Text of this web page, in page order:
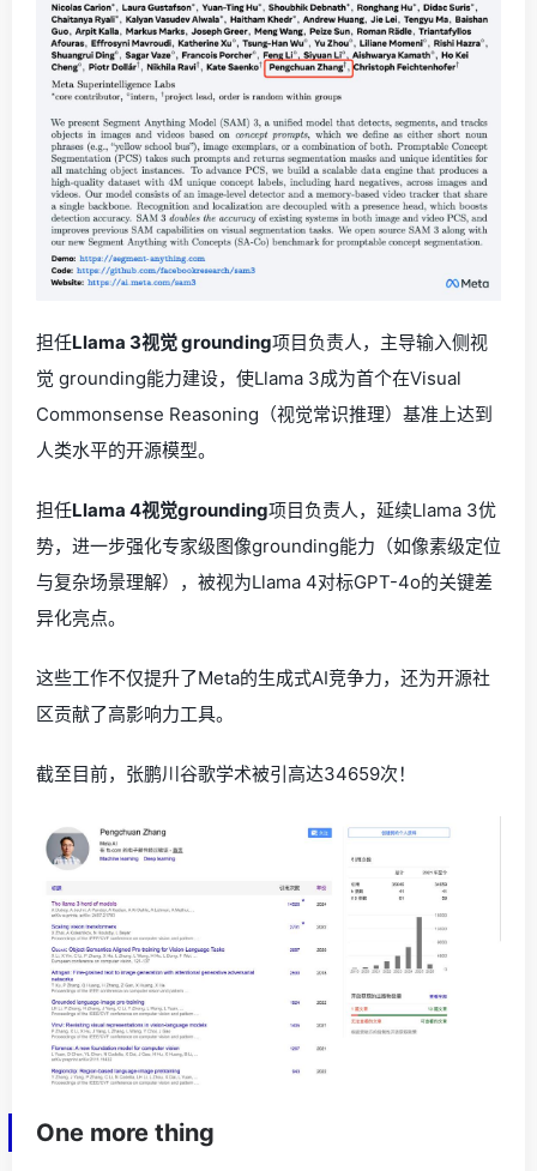
担任Llama 3视觉 grounding项目负责人，主导输入侧视
觉 grounding能力建设，使Llama 3成为首个在Visual
Commonsense Reasoning（视觉常识推理）基准上达到
人类水平的开源模型。
担任Llama 4视觉grounding项目负责人，延续Llama 3优
势，进一步强化专家级图像grounding能力（如像素级定位
与复杂场景理解），被视为Llama 4对标GPT-4o的关键差
异化亮点。
这些工作不仅提升了Meta的生成式AI竞争力，还为开源社
区贡献了高影响力工具。
截至目前，张鹏川谷歌学术被引高达34659次！
One more thing